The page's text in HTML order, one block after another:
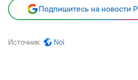
Подпишитесь на новости
Источник Noi